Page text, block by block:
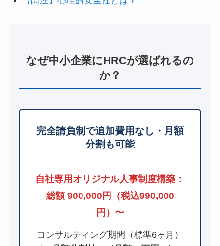
なぜ中小企業にHRCが選ばれるの
か？
完全請負制で追加費用なし・月額
分割も可能
自社専用オリジナル人事制度構築：
総額 900,000円（税込990,000
円）〜
コンサルティング期間（標準6ヶ月）